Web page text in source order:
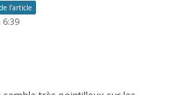
l’article
6:39